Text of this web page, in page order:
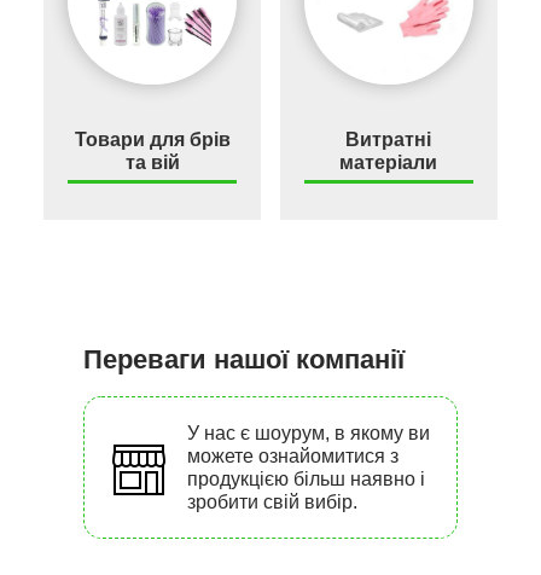
Товари для брів
та вій
Витратні
матеріали
Переваги нашої компанії
У нас є шоурум, в якому ви
можете ознайомитися з
продукцією більш наявно і
зробити свій вибір.